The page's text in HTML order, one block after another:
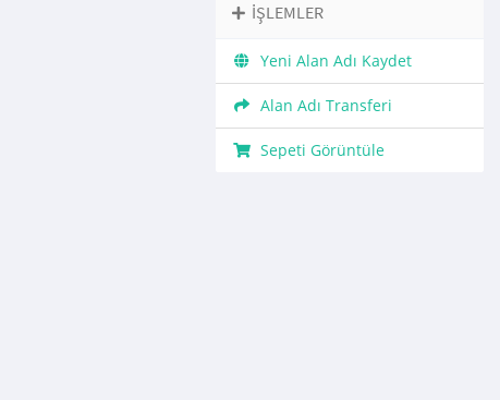
İŞLEMLER
Yeni Alan Adı Kaydet
Alan Adı Transferi
Sepeti Görüntüle